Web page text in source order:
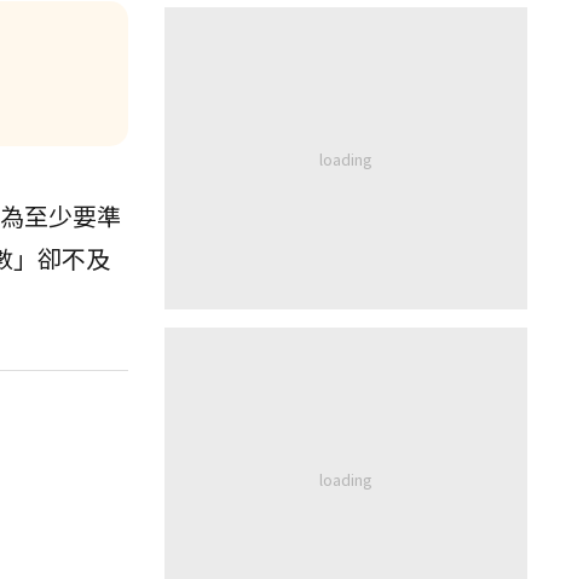
至少要準
」卻不及